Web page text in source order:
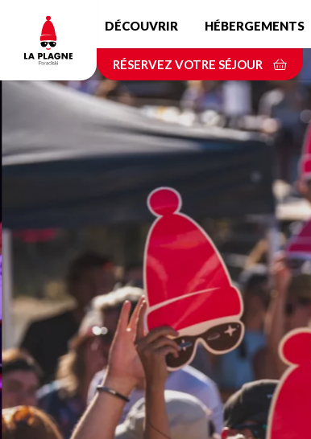
contenu
principal
DÉCOUVRIR HÉBERGEMENTS
RÉSERVEZ VOTRE SÉJOUR